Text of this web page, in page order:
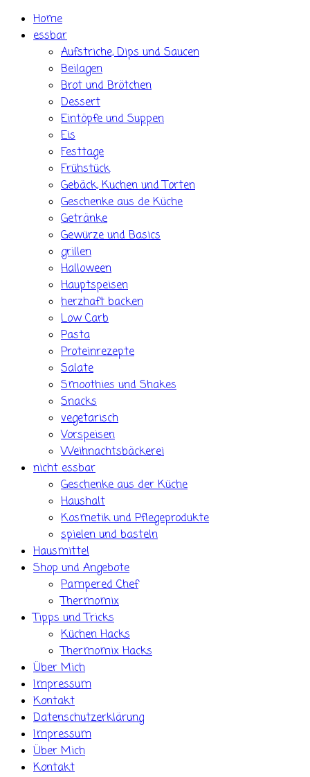
Skip Home
essbar
Aufstriche, Dips und Saucen
Beilagen
Brot und Brötchen
Dessert
Eintöpfe und Suppen
Eis
Festtage
Frühstück
Gebäck, Kuchen und Torten
Geschenke aus de Küche
Getränke
Gewürze und Basics
grillen
Halloween
Hauptspeisen
herzhaft backen
Low Carb
Pasta
Proteinrezepte
Salate
Smoothies und Shakes
Snacks
vegetarisch
Vorspeisen
Weihnachtsbäckerei
nicht essbar
Geschenke aus der Küche
Haushalt
Kosmetik und Pflegeprodukte
spielen und basteln
Hausmittel
Shop und Angebote
Pampered Chef
Thermomix
Tipps und Tricks
Küchen Hacks
Thermomix Hacks
Über Mich
Impressum
Kontakt
Datenschutzerklärung
Impressum
Über Mich
Kontakt